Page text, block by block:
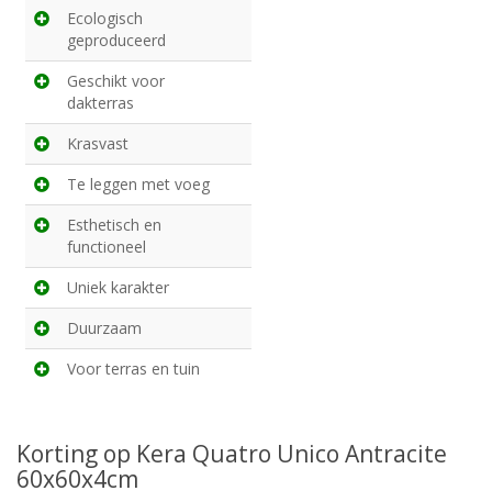
Ecologisch
geproduceerd
Geschikt voor
dakterras
Krasvast
Te leggen met voeg
Esthetisch en
functioneel
Uniek karakter
Duurzaam
Voor terras en tuin
Korting op Kera Quatro Unico Antracite
60x60x4cm